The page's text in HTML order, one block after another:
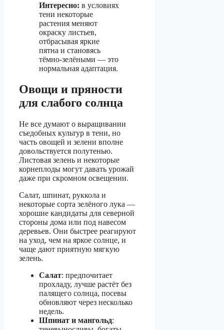
Интересно: в условиях
тени некоторые
растения меняют
окраску листьев,
отбрасывая яркие
пятна и становясь
тёмно-зелёными — это
нормальная адаптация.
Овощи и пряности
для слабого солнца
Не все думают о выращивании
съедобных культур в тени, но
часть овощей и зелени вполне
довольствуется полутенью.
Листовая зелень и некоторые
корнеплоды могут давать урожай
даже при скромном освещении.
Салат, шпинат, руккола и
некоторые сорта зелёного лука —
хорошие кандидаты для северной
стороны дома или под навесом
деревьев. Они быстрее реагируют
на уход, чем на яркое солнце, и
чаще дают приятную мягкую
зелень.
Салат: предпочитает
прохладу, лучше растёт без
палящего солнца, посевы
обновляют через несколько
недель.
Шпинат и мангольд: